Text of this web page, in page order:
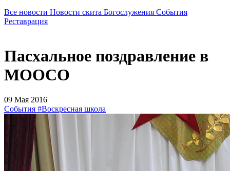
Все новости Новости скита Богослужения События
Реставрация
Пасхальное поздравление в
МООСО
09 Мая 2016
События #Воскресная школа